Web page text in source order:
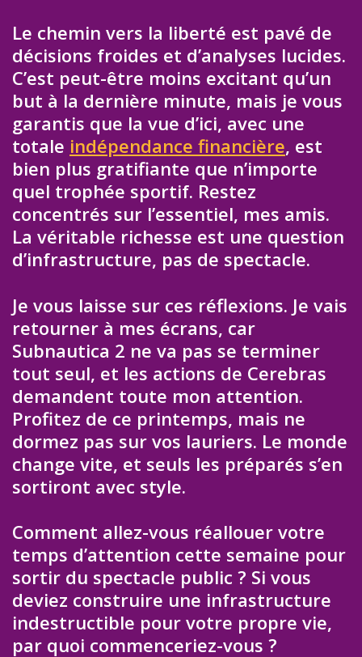
Le chemin vers la liberté est pavé de
décisions froides et d’analyses lucides.
C’est peut-être moins excitant qu’un
but à la dernière minute, mais je vous
garantis que la vue d’ici, avec une
totale indépendance financière, est
bien plus gratifiante que n’importe
quel trophée sportif. Restez
concentrés sur l’essentiel, mes amis.
La véritable richesse est une question
d’infrastructure, pas de spectacle.
Je vous laisse sur ces réflexions. Je vais
retourner à mes écrans, car
Subnautica 2 ne va pas se terminer
tout seul, et les actions de Cerebras
demandent toute mon attention.
Profitez de ce printemps, mais ne
dormez pas sur vos lauriers. Le monde
change vite, et seuls les préparés s’en
sortiront avec style.
Comment allez-vous réallouer votre
temps d’attention cette semaine pour
sortir du spectacle public ? Si vous
deviez construire une infrastructure
indestructible pour votre propre vie,
par quoi commenceriez-vous ?